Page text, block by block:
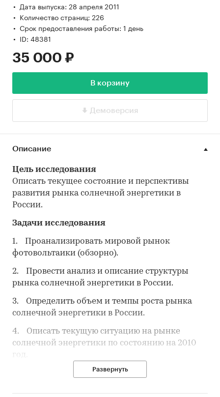
Дата выпуска: 28 апреля 2011
Количество страниц: 226
Срок предоставления работы: 1 день
ID: 48381
35 000 ₽
В корзину
Демоверсия
Описание
Цель исследования
Описать текущее состояние и перспективы
развития рынка солнечной энергетики в
России.
Задачи исследования
1. Проанализировать мировой рынок
фотовольтаики (обзорно).
2. Провести анализ и описание структуры
рынка солнечной энергетики в России.
3. Определить объем и темпы роста рынка
солнечной энергетики в России.
4. Описать текущую ситуацию на рынке
солнечной энергетики по состоянию на 2010
год.
5. Определить объемы, структуру и динамику
Развернуть